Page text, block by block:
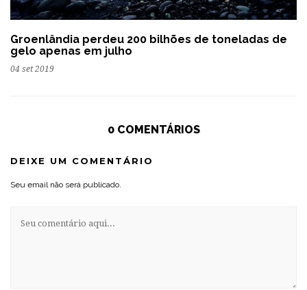
Groenlândia perdeu 200 bilhões de toneladas de
gelo apenas em julho
04 set 2019
0 COMENTÁRIOS
DEIXE UM COMENTÁRIO
Seu email não será publicado.